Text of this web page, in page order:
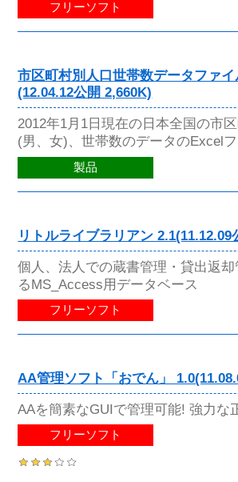
フリーソフト
市区町村別人口世帯数データファイ
(12.04.12公開 2,660K)
2012年1月1日現在の日本全国の市
(男、女)、世帯数のデータのExcel
製品
リトルライブラリアン 2.1(11.12.09
個人、法人での蔵書管理・貸出返却
るMS_Access用データベース
フリーソフト
AA管理ソフト「おでん」
AAを簡素なGUIで管理可能! 強力な
フリーソフト